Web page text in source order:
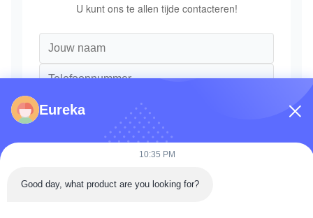
U kunt ons te allen tijde contacteren!
Eureka
10:35 PM
Good day, what product are you looking for?